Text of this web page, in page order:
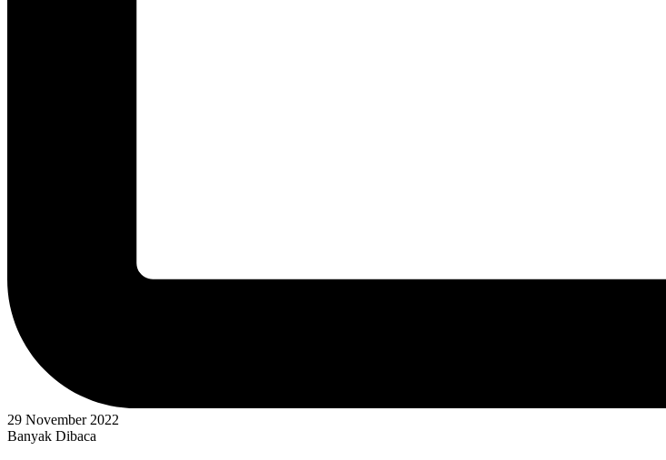
29 November 2022
Banyak Dibaca